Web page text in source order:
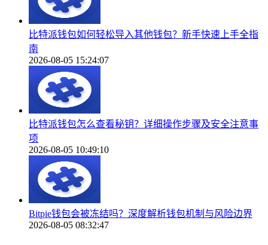
比特派钱包如何轻松导入其他钱包？新手快速上手全指
南
2026-08-05 15:24:07
比特派钱包怎么查看秘钥？详细操作步骤及安全注意事
项
2026-08-05 10:49:10
Bitpie钱包会被冻结吗？深度解析钱包机制与风险边界
2026-08-05 08:32:47